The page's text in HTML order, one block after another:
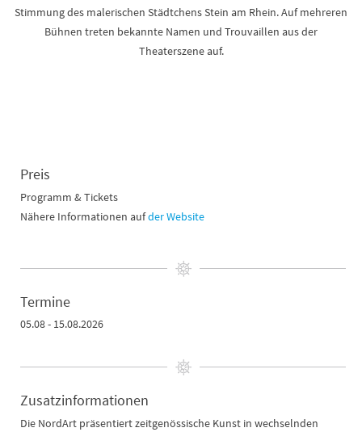
Stimmung des malerischen Städtchens Stein am Rhein. Auf mehreren
Bühnen treten bekannte Namen und Trouvaillen aus der
Theaterszene auf.
Preis
Programm & Tickets
Nähere Informationen aufder Website
Termine
05.08 - 15.08.2026
Zusatzinformationen
Die NordArt präsentiert zeitgenössische Kunst in wechselnden